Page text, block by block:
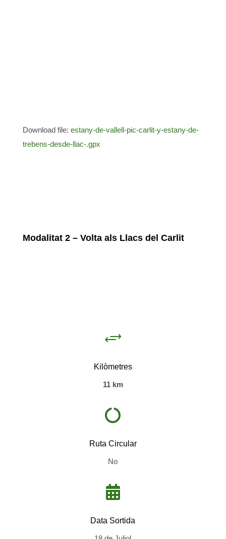
Download file: estany-de-vallell-pic-carlit-y-estany-de-
trebens-desde-llac-.gpx
Modalitat 2 – Volta als Llacs del Carlit
+
Kilòmetres
11 km

Ruta Circular
No

Data Sortida